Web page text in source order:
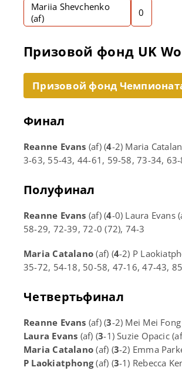
Mariia Shevchenko
(af)
0
Призовой фонд UK
Призовой фонд
Финал
Reanne Evans (af) (4-2) Maria
3-63, 55-43, 44-61, 59-58, 73-34, 63-
Полуфинал
Reanne Evans (af) (4-0) Laura Evans
58-29, 72-39, 72-0 (72), 74-3
Maria Catalano (af) (4-2) P
35-72, 54-18, 50-58, 47-16, 47-43,
Четвертьфинал
Reanne Evans (af) (3-2) Mei Mei
Laura Evans (af) (3-1) Suzie Opacic
Maria Catalano (af) (3-2) Emma
P Laokiatphong(af) (3-1) Rebecca